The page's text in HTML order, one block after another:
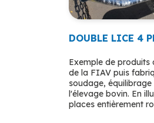
DOUBLE LICE 4
Exemple de produits
de la FIAV puis
soudage,
l'élevage bovin. En
places entièrement